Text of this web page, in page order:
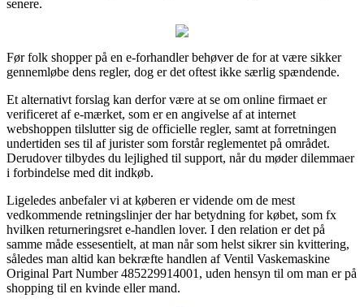
senere.
Før folk shopper på en e-forhandler behøver de for at være sikker
gennemløbe dens regler, dog er det oftest ikke særlig spændende.
Et alternativt forslag kan derfor være at se om online firmaet er
verificeret af e-mærket, som er en angivelse af at internet
webshoppen tilslutter sig de officielle regler, samt at forretningen
undertiden ses til af jurister som forstår reglementet på området.
Derudover tilbydes du lejlighed til support, når du møder dilemmaer
i forbindelse med dit indkøb.
Ligeledes anbefaler vi at køberen er vidende om de mest
vedkommende retningslinjer der har betydning for købet, som fx
hvilken returneringsret e-handlen lover. I den relation er det på
samme måde essesentielt, at man når som helst sikrer sin kvittering,
således man altid kan bekræfte handlen af Ventil Vaskemaskine
Original Part Number 485229914001, uden hensyn til om man er på
shopping til en kvinde eller mand.